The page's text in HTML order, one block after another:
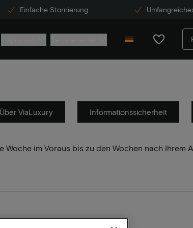
Einfache Stornierung
Über ViaLuxury Informationssicherheit
im Voraus bis zu den Wochen nach Ihrem